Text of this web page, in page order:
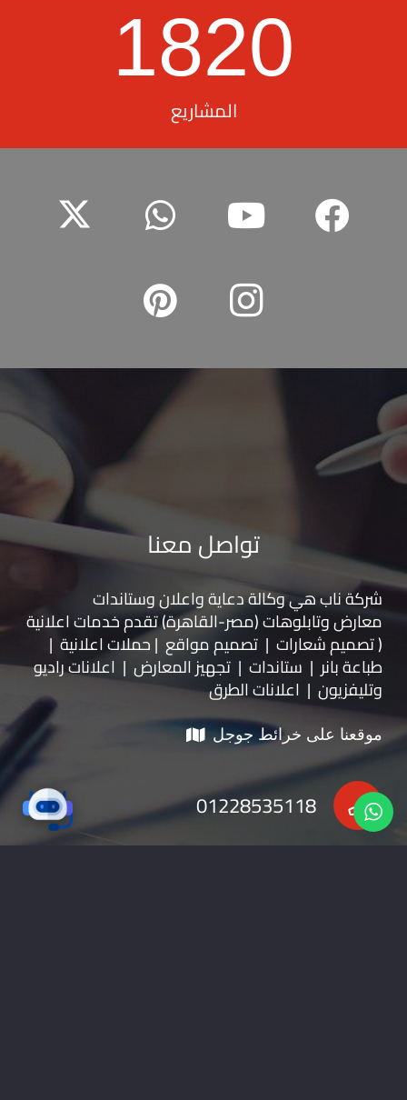
1820
المشاريع
تواصل معنا
شركة ناب هي وكالة دعاية واعلان وستاندات
معارضوتابلوهات(مصر-القاهرة) تقدم خدمات اعلانية
( تصميم شعارات | تصميم مواقع | حملات اعلانية |
طباعة بانر | ستاندات | تجهيز المعارض | اعلانات راديو
وتليفزيون | اعلانات الطرق
موقعنا على خرائط جوجل
01228535118